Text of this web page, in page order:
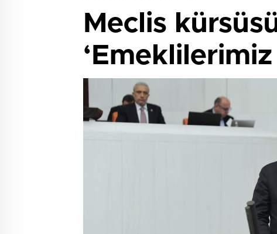
Meclis
‘Emeklilerimiz